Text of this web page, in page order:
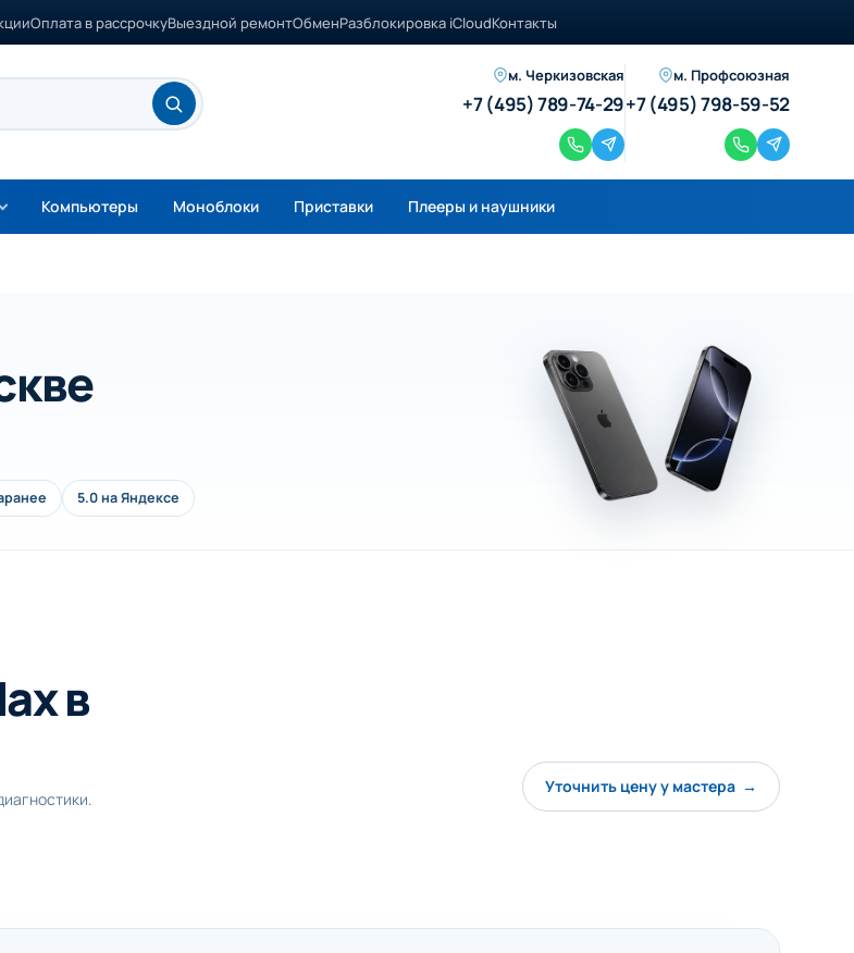
Оплата в рассрочкуВыездной ремонтОбменРазблокировка iCloudКонтакты
м. Черкизовская
+7 (495) 789-74-29
м. Профсоюзная
+7 (495) 798-59-52
Компьютеры Моноблоки Приставки Плееры и наушники
5.0 на Яндексе
в
Уточнить цену у мастера →